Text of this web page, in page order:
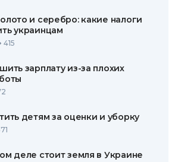
и серебро: какие налоги
украинцам
415
зарплату из-за плохих
детям за оценки и уборку
деле стоит земля в Украине